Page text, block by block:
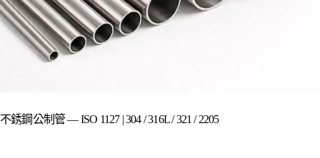
不銹鋼公制管 — ISO 1127 | 304 / 316L / 321 / 2205